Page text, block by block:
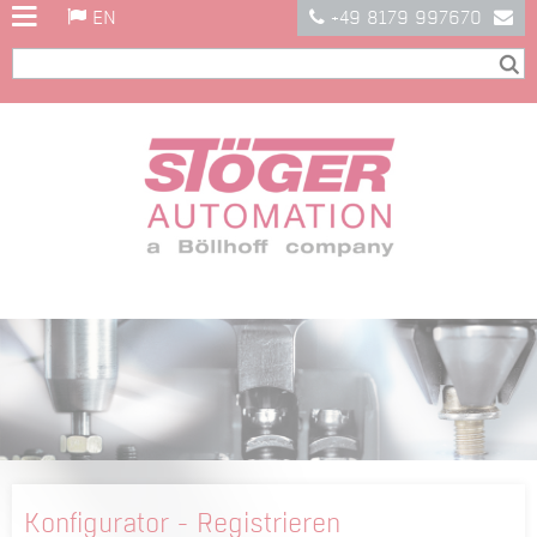
EN +49 8179 997670
Konfigurator - Registrieren